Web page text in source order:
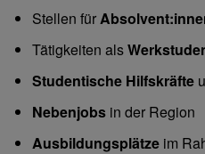
Stellen für
Tätigkeiten als
Studentische Hilfskräfte
Nebenjobs in der Region
Ausbildungsplätze im